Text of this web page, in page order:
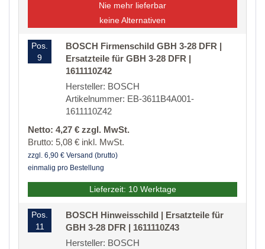
Nie mehr lieferbar
keine Alternativen
Pos.
9
BOSCH Firmenschild GBH 3-28 DFR |
Ersatzteile für GBH 3-28 DFR |
1611110Z42
Hersteller: BOSCH
Artikelnummer: EB-3611B4A001-
1611110Z42
Netto: 4,27 € zzgl. MwSt.
Brutto: 5,08 € inkl. MwSt.
zzgl. 6,90 € Versand (brutto)
einmalig pro Bestellung
Lieferzeit: 10 Werktage
Pos.
11
BOSCH Hinweisschild | Ersatzteile für
GBH 3-28 DFR | 1611110Z43
Hersteller: BOSCH